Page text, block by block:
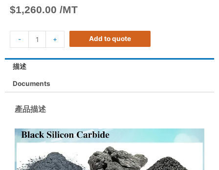
$1,260.00 /MT
- + Add to quote
描述
Documents
產品描述